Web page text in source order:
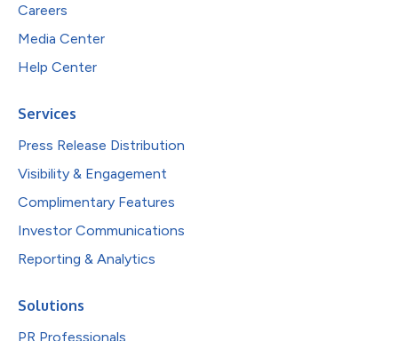
Careers
Media Center
Help Center
Services
Press Release Distribution
Visibility & Engagement
Complimentary Features
Investor Communications
Reporting & Analytics
Solutions
PR Professionals